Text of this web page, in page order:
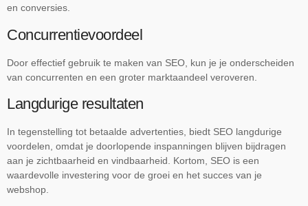
en conversies.
Concurrentievoordeel
Door effectief gebruik te maken van SEO, kun je je onderscheiden
van concurrenten en een groter marktaandeel veroveren.
Langdurige resultaten
In tegenstelling tot betaalde advertenties, biedt SEO langdurige
voordelen, omdat je doorlopende inspanningen blijven bijdragen
aan je zichtbaarheid en vindbaarheid. Kortom, SEO is een
waardevolle investering voor de groei en het succes van je
webshop.